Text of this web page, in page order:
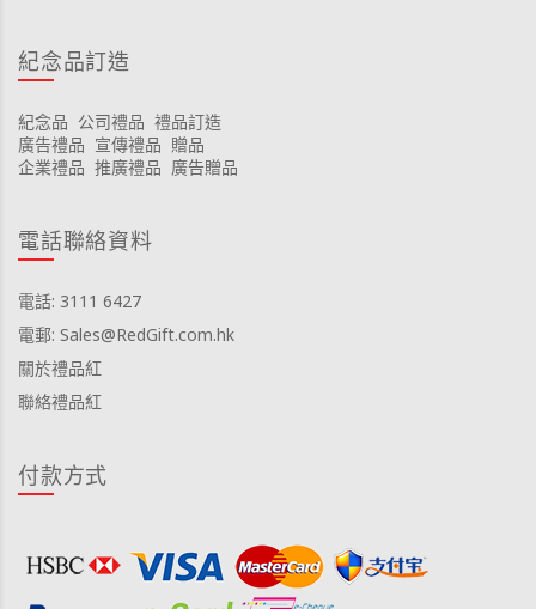
紀念品訂造
紀念品 公司禮品 禮品訂造
廣告禮品 宣傳禮品 贈品
企業禮品 推廣禮品 廣告贈品
電話聯絡資料
電話: 3111 6427
電郵: Sales@RedGift.com.hk
關於禮品紅
聯絡禮品紅
付款方式